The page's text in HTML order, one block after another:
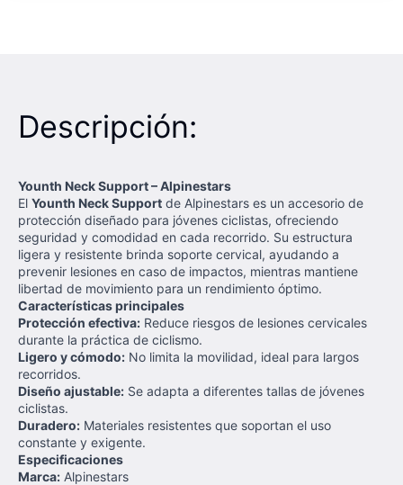
Descripción:
Younth Neck Support – Alpinestars
El Younth Neck Support de Alpinestars es un accesorio de
protección diseñado para jóvenes ciclistas, ofreciendo
seguridad y comodidad en cada recorrido. Su estructura
ligera y resistente brinda soporte cervical, ayudando a
prevenir lesiones en caso de impactos, mientras mantiene
libertad de movimiento para un rendimiento óptimo.
Características principales
Protección efectiva: Reduce riesgos de lesiones cervicales
durante la práctica de ciclismo.
Ligero y cómodo: No limita la movilidad, ideal para largos
recorridos.
Diseño ajustable: Se adapta a diferentes tallas de jóvenes
ciclistas.
Duradero: Materiales resistentes que soportan el uso
constante y exigente.
Especificaciones
Marca: Alpinestars